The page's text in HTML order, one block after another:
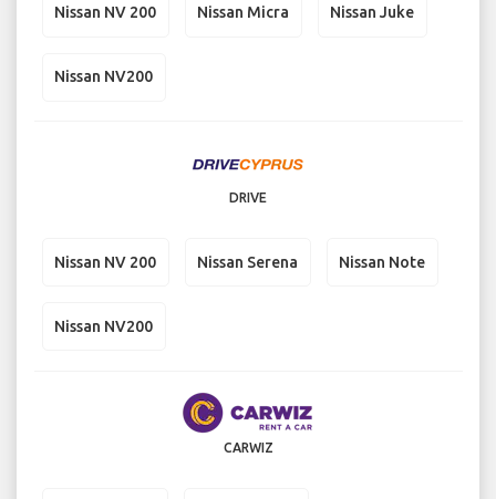
Nissan NV 200 Nissan Micra Nissan Juke
Nissan NV200
DRIVE
Nissan NV 200 Nissan Serena Nissan Note
Nissan NV200
CARWIZ